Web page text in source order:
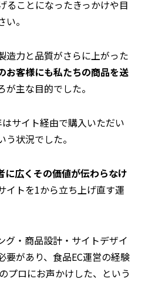
ることになったきっかけや目
。
造力と品質がさらに上がった
お客様にも私たちの商品を送
が主な目的でした。
サイト経由で購入いただい
状況でした。
に広くその価値が伝わらなけ
イトを1から立ち上げ直す運
グ・商品設計・サイトデザイ
要があり、食品EC運営の経験
プロにお声かけした、という